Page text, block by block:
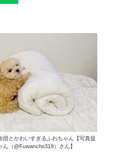
とかわいすぎるふわちゃん【写真提
（@Fuwancho319）さん】